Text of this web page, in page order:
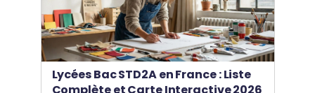
Lycées Bac STD2A en France : Liste